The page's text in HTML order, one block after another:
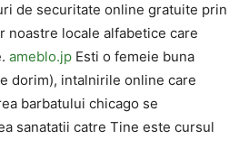
de securitate online gratuite prin
locale alfabetice care
ameblo.jp Esti o femeie buna
dorim), intalnirile online care
barbatului chicago se
sanatatii catre Tine este cursul